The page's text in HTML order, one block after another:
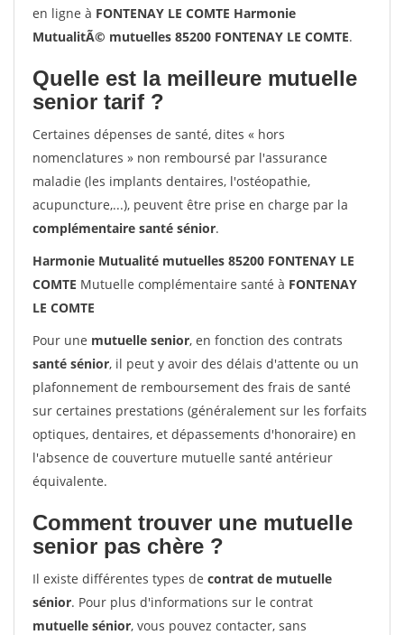
en ligne à FONTENAY LE COMTE Harmonie
MutualitÃ© mutuelles 85200 FONTENAY LE COMTE.
Quelle est la meilleure mutuelle
senior tarif ?
Certaines dépenses de santé, dites « hors
nomenclatures » non remboursé par l'assurance
maladie (les implants dentaires, l'ostéopathie,
acupuncture,...), peuvent être prise en charge par la
complémentaire santé sénior.
Harmonie Mutualité mutuelles 85200 FONTENAY LE
COMTE Mutuelle complémentaire santé à FONTENAY
LE COMTE
Pour une mutuelle senior, en fonction des contrats
santé sénior, il peut y avoir des délais d'attente ou un
plafonnement de remboursement des frais de santé
sur certaines prestations (généralement sur les forfaits
optiques, dentaires, et dépassements d'honoraire) en
l'absence de couverture mutuelle santé antérieur
équivalente.
Comment trouver une mutuelle
senior pas chère ?
Il existe différentes types de contrat de mutuelle
sénior. Pour plus d'informations sur le contrat
mutuelle sénior, vous pouvez contacter, sans